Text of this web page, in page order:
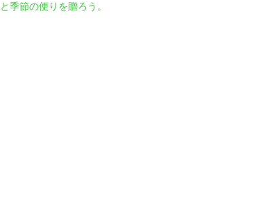
季節の便りを贈ろう。